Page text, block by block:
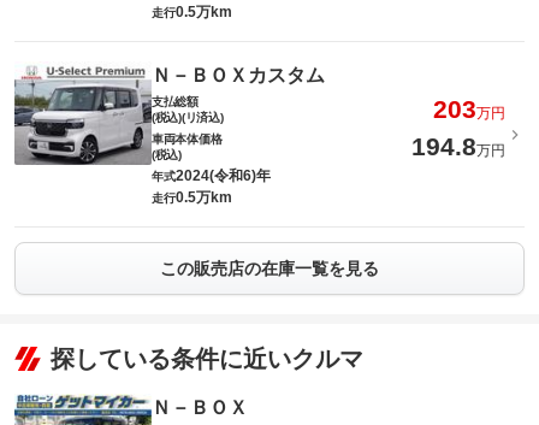
走行0.5万km
Ｎ－ＢＯＸカスタム
支払総額
(税込)(リ済込)
203万円
車両本体価格
(税込)
194.8万円
年式2024(令和6)年
走行0.5万km
この販売店の在庫一覧を見る
探している条件に近いクルマ
Ｎ－ＢＯＸ